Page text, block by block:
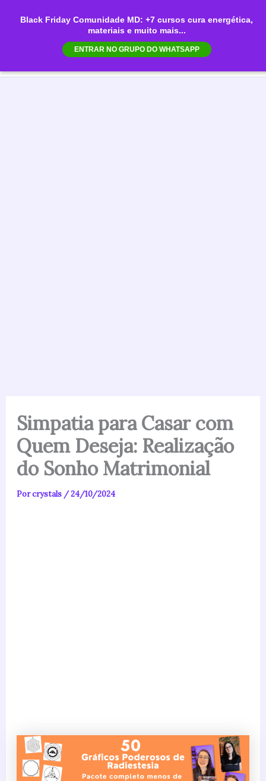
Black Friday Comunidade MD: +7 cursos cura energética,
materiais e muito mais...
ENTRAR NO GRUPO DO WHATSAPP
para
Simpatia para Casar com
Quem Deseja: Realização
do Sonho Matrimonial
Porcrystals /24/10/2024